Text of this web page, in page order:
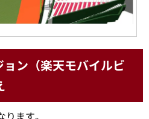
ン（楽天モバイルビ